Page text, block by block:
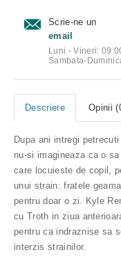
Scrie-ne un
email
Luni - Vineri:
Sambata-
Descriere Opinii
Dupa ani intregi
nu-si imagineaza ca o
care locuieste de copil,
unui strain: fratele
pentru doar o zi. Kyle
cu Troth in ziua
pentru ca indraznise sa
interzis strainilor.